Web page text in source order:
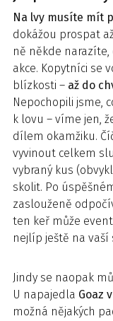
Na lvy musíte mít
dokážou prospat
ně někde
akce. Kopytníci se
blízkosti – až do
Nepochopili jsme,
k lovu – víme jen,
dílem okamžiku.
vyvinout celkem
vybraný kus
skolit. Po
zaslouženě
ten keř může
nejlíp ještě na vaší
Jindy se naopak
U napajedla Goaz
možná nějakých